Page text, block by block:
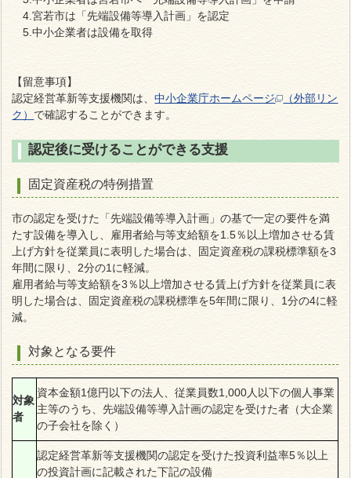
4.宮若市は「先端設備等導入計画」を認定
5.中小企業者は設備を取得
【留意事項】
認定経営革新等支援機関は、中小企業庁ホームページ
（外部リン
ク） で確認することができます。
認定後に受けることができる支援
固定資産税の特例措置
市の認定を受けた「先端設備等導入計画」の基で一定の要件を満
たす設備を導入し、雇用者給与等支給額を1.5％以上増加させる賃
上げ方針を従業員に表明した場合は、固定資産税の課税標準額を3
年間に限り、2分の1に軽減。
雇用者給与等支給額を3％以上増加させる賃上げ方針を従業員に表
明した場合は、固定資産税の課税標準を5年間に限り、1分の4に軽
減。
対象となる要件
対象
者
資本金額1億円以下の法人、従業員数1,000人以下の個人事業
主等のうち、先端設備等導入計画の認定を受けた者（大企業
の子会社を除く）
認定経営革新等支援機関の認定を受けた投資利益率5％以上
の投資計画に記載された下記の設備